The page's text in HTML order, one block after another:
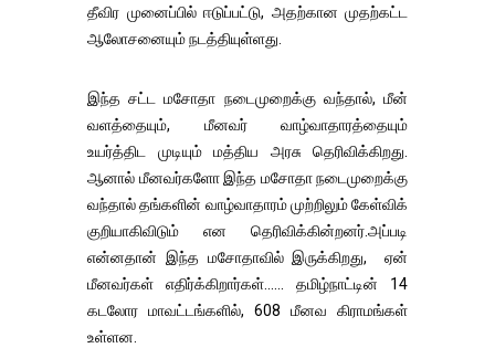
தீவிர முனைப்பில் ஈடுப்பட்டு, அதற்கான முதற்கட்ட
ஆலோசனையும் நடத்தியுள்ளது.
இந்த சட்ட மசோதா நடைமுறைக்கு வந்தால், மீன்
வளத்தையும், மீனவர் வாழ்வாதாரத்தையும்
உயர்த்திட முடியும் மத்திய அரசு தெரிவிக்கிறது.
ஆனால் மீனவர்களோ இந்த மசோதா நடைமுறைக்கு
வந்தால் தங்களின் வாழ்வாதாரம் முற்றிலும் கேள்விக்
குறியாகிவிடும் என தெரிவிக்கின்றனர்.அப்படி
என்னதான் இந்த மசோதாவில் இருக்கிறது, ஏன்
மீனவர்கள் எதிர்க்கிறார்கள்...... தமிழ்நாட்டின் 14
கடலோர மாவட்டங்களில், 608 மீனவ கிராமங்கள்
உள்ளன.